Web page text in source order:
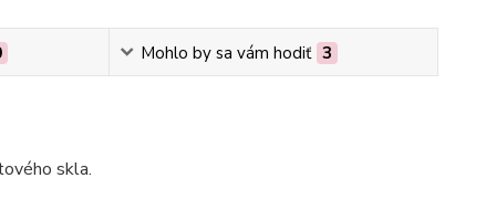
Mohlo by sa vám hodiť 3
skla.